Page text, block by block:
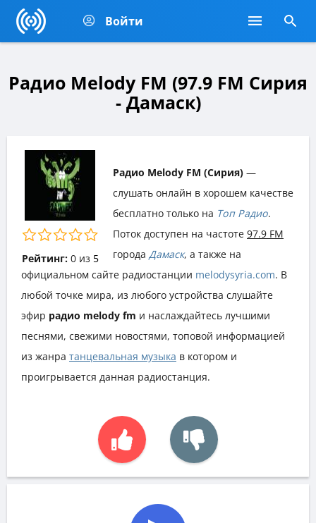
Войти
Радио Melody FM (97.9 FM Сирия
- Дамаск)
Рейтинг: 0из 5
Радио Melody FM (Сирия) —
слушать онлайн в хорошем качестве
бесплатно только на Топ Радио.
Поток доступен на частоте 97.9 FM
города Дамаск, а также на
официальном сайте радиостанции melodysyria.com. В
любой точке мира, из любого устройства слушайте
эфир радио melody fm и наслаждайтесь лучшими
песнями, свежими новостями, топовой информацией
из жанра танцевальная музыка в котором и
проигрывается данная радиостанция.